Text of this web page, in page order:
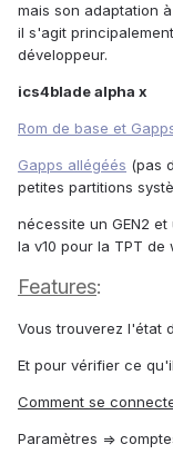
mais son adaptation
il s'agit
développeur.
ics4blade alpha x
Rom de base et
Gapps allégéés (pas
petites partitions
nécessite un GEN2
la v10 pour la TPT
Features:
Vous trouverez l'état
Et pour vérifier ce
Comment se
Paramètres =>